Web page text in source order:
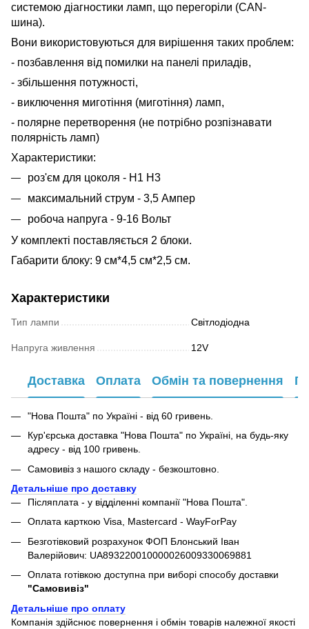
системою діагностики ламп, що перегоріли (CAN-
шина).
Вони використовуються для вирішення таких проблем:
- позбавлення від помилки на панелі приладів,
- збільшення потужності,
- виключення миготіння (миготіння) ламп,
- полярне перетворення (не потрібно розпізнавати
полярність ламп)
Характеристики:
роз'єм для цоколя - H1 H3
максимальний струм - 3,5 Ампер
робоча напруга - 9-16 Вольт
У комплекті поставляється 2 блоки.
Габарити блоку: 9 см*4,5 см*2,5 см.
Характеристики
Тип лампи Світлодіодна
Напруга живлення 12V
Доставка Оплата Обмін та повернення
"Нова Пошта" по Україні - від 60 гривень.
Кур'єрська доставка "Нова Пошта" по Україні, на будь-яку
адресу - від 100 гривень.
Самовивіз з нашого складу - безкоштовно.
Детальніше про доставку
Післяплата - у відділенні компанії "Нова Пошта".
Оплата карткою Visa, Mastercard - WayForPay
Безготівковий розрахунок ФОП Блонський Іван
Валерійович: UA893220010000026009330069881
Оплата готівкою доступна при виборі способу доставки
"Самовивіз"
Детальніше про оплату
Компанія здійснює повернення і обмін товарів належної якості